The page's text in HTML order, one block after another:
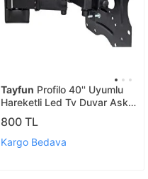
Tayfun Profilo 40'' Uyumlu
Hareketli Led Tv Duvar Askı
Aparatı
800 TL
Kargo Bedava